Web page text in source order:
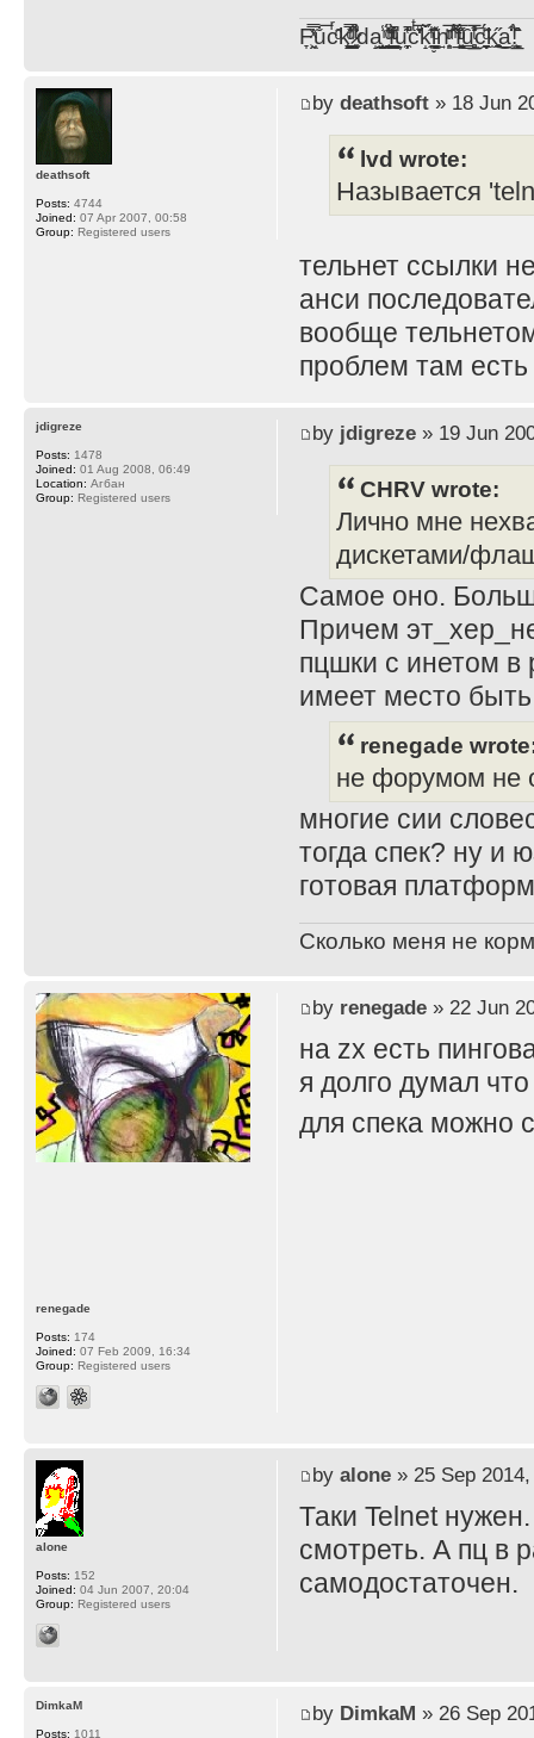
F̞͖̭̿̔ͯu̐̅cͬ̑ͩk̨̤̳͇̮̭̪̠̽̿̓̆ͭͩ ̷̩̰͎̩͓̘̾̀ͬ̊ͭ͛ͅda̝̺͙̬͎̝̾͟ ̰̜̝̯͉̯̖̓̎́ͨ̽ͫ͟f̟͇̭̀ͬͨͭ̐̚u̹̼̹̗̞͑̔͂͐̚cͭ̅̊̆̒̆ǩ̝̩̯́ͥ̔̍̑ḭ͓͍̳̬ͦ̽͂n͍͎͈̈̅ͩͬ ̊ͫ̂̾̑̈́f̲͚͉͓͗̋́ͧͦ̅ȗ͇̲̻͈̲̅̎͗͒ͭ͡c̬̟̠̹̯̈́ͩ͘ͅk̫̠̻̋͜a̲͒̾̇!͙͕̺͉̗̩̲̂̏̄̀
by deathsoft» 18 Jun
lvd wrote:
Называется
тельнет ссылки
анси
вообще
проблем там
deathsoft
Posts: 4744
Joined: 07 Apr 2007, 00:58
Group: Registered users
by jdigreze» 19 Jun
CHRV wrote:
Лично мне
дискетами/
Самое оно.
Причем
пцшки с инетом в
имеет место
renegade
не форумом не
многие сии
тогда спек? ну и
готовая
Сколько меня не
jdigreze
Posts: 1478
Joined: 01 Aug 2008, 06:49
Location: Агбан
Group: Registered users
by renegade» 22 Jun
на zx есть
я долго думал
для спека можно
renegade
Posts: 174
Joined: 07 Feb 2009, 16:34
Group: Registered users
by alone» 25 Sep 2014,
Таки Telnet
смотреть. А пц в
самодостаточен.
alone
Posts: 152
Joined: 04 Jun 2007, 20:04
Group: Registered users
by DimkaM » 26 Sep
DimkaM
Posts: 1011